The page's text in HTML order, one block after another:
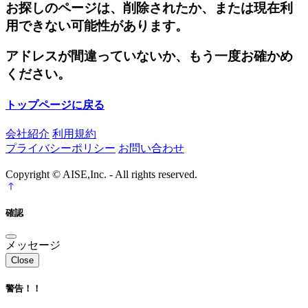
お探しのページは、削除されたか、または現在利
用できない可能性があります。
アドレスが間違っていないか、もう一度お確かめ
ください。
トップページに戻る
会社紹介 利用規約
プライバシーポリシー お問い合わせ
Copyright © AISE,Inc. - All rights reserved.
確認
メッセージ
Close
警告！！